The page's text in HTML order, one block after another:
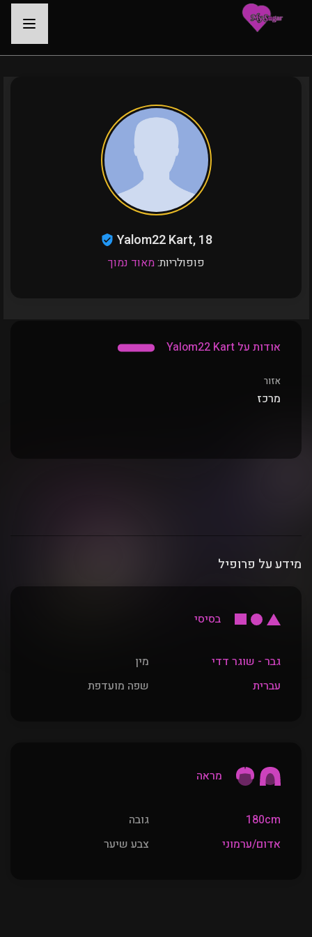
-
Yalom22 Kart, 18
פופולריות:מאוד נמוך
אודות על Yalom22 Kart
אזור
מרכז
מידע על פרופיל
בסיסי
מין
גבר - שוגר דדי
שפה מועדפת
עברית
מראה
גובה
180cm
צבע שיער
אדום/ערמוני